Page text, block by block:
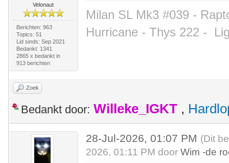
Velonaut
Berichten: 963
Topics: 51
Lid sinds: Sep 2021
Bedankt: 1341
2865 x bedankt in
913 berichten
Milan SL Mk3 #039 -
Hurricane - Thys 222 -
Zoek
Bedankt door: Willeke_IGKT ,
28-Jul-2026, 01:07 PM (Dit
2026, 01:11 PM doorWim -de